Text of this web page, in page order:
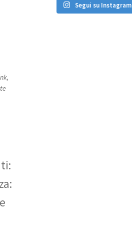
Segui su Instagram